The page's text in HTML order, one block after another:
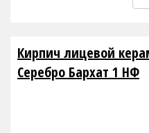
Кирпич лицевой
Серебро Бархат 1 НФ